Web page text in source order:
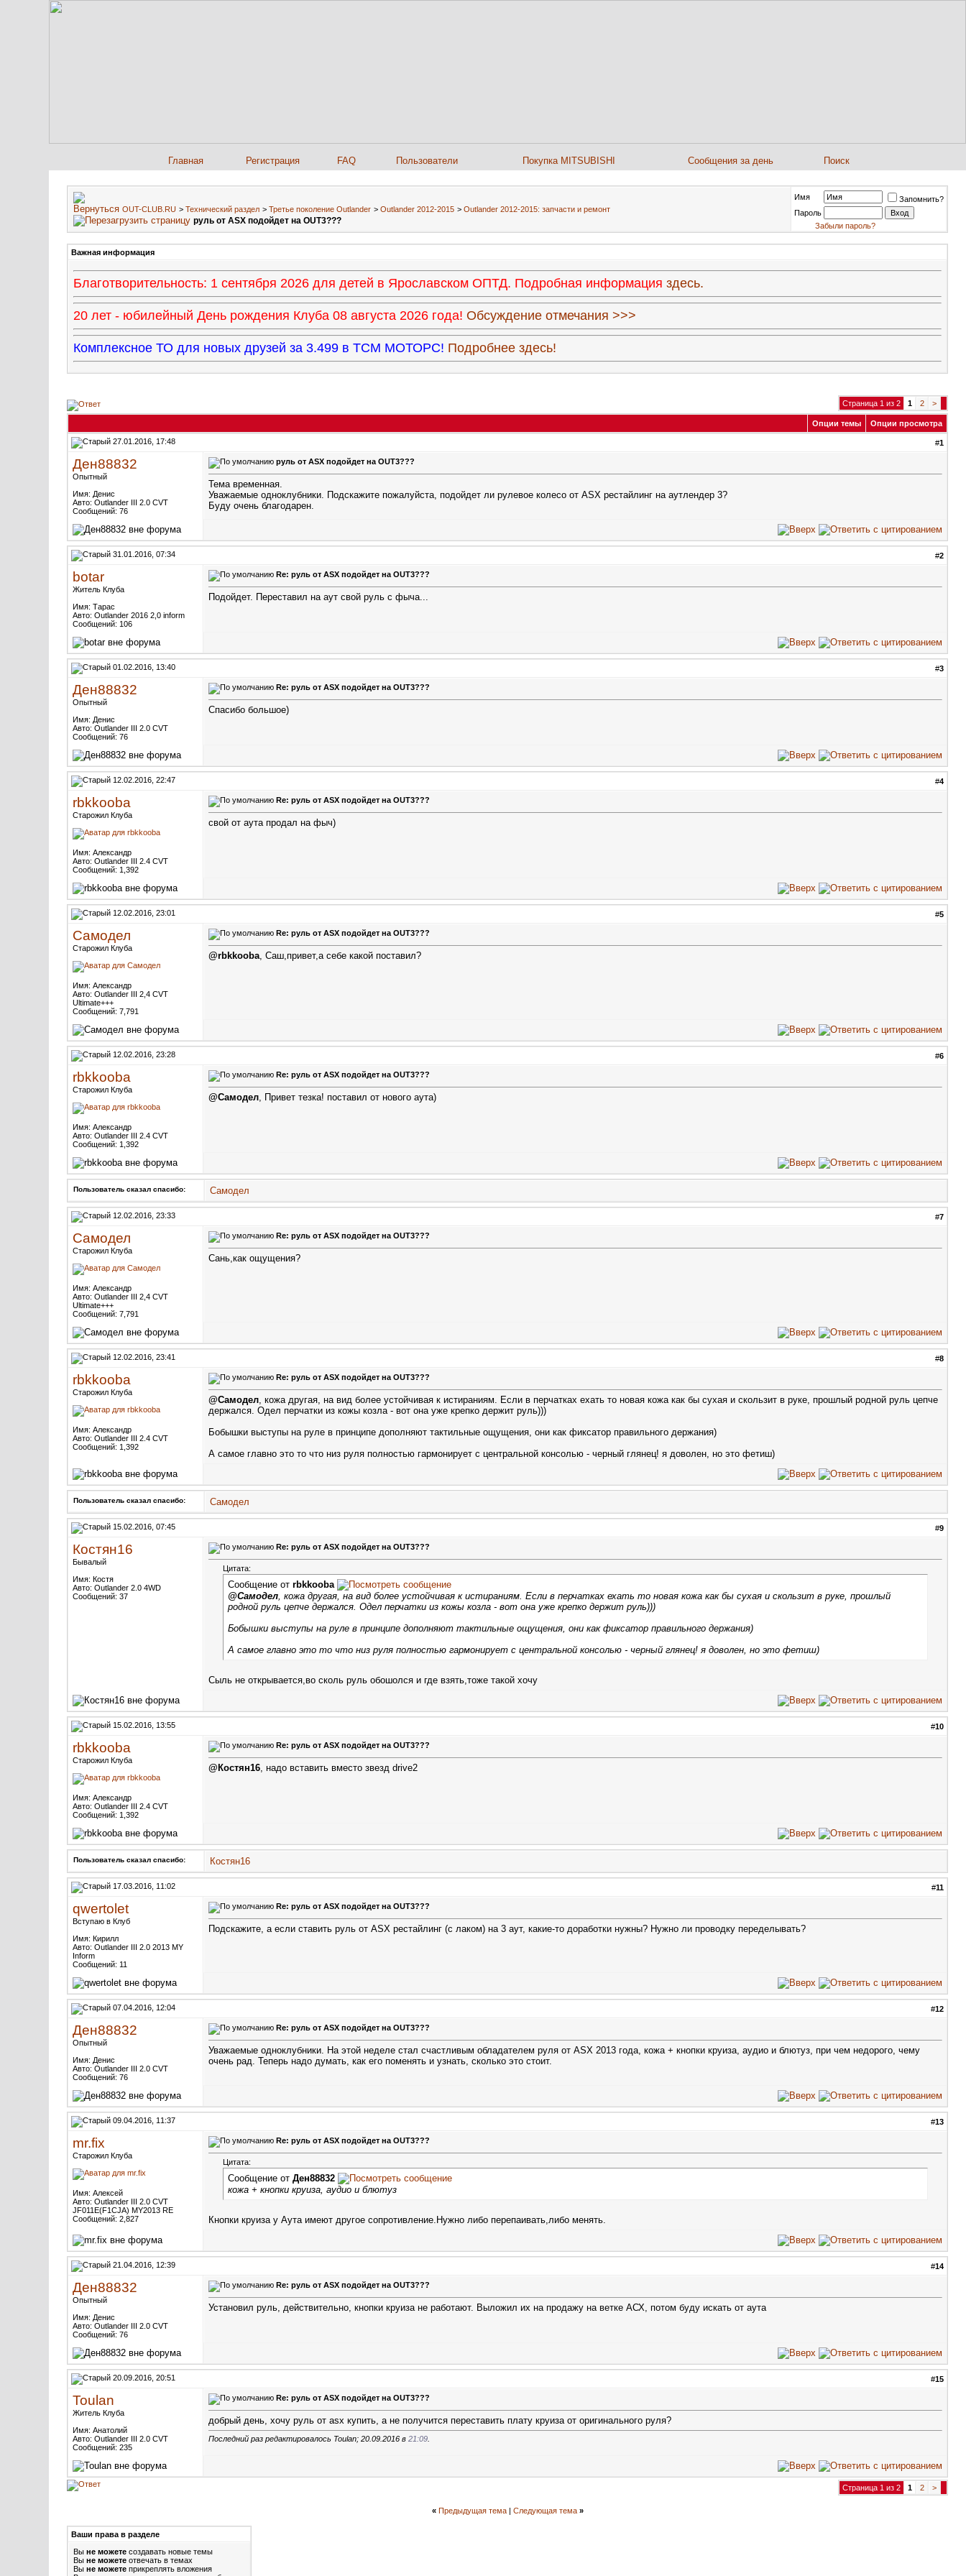
Главная Регистрация FAQ Пользователи Покупка MITSUBISHI Сообщения за день Поиск
OUT-CLUB.RU > Технический раздел > Третье поколение Outlander > Outlander 2012-2015 > Outlander 2012-2015: запчасти и ремонт
руль от ASX подойдет на OUT3???
Имя
Запомнить?
Пароль
Забыли пароль?
Важная информация
Благотворительность: 1 сентября 2026 для детей в Ярославском ОПТД. Подробная информация здесь.
20 лет - юбилейный День рождения Клуба 08 августа 2026 года! Обсуждение отмечания >>>
Комплексное ТО для новых друзей за 3.499 в ТСМ МОТОРС! Подробнее здесь!
Страница 1 из 2 1 2 >
Опции темы Опции просмотра
27.01.2016, 17:48 #1
Ден88832
Опытный
Имя: Денис
Авто: Outlander III 2.0 CVT
Сообщений: 76
руль от ASX подойдет на OUT3???
Тема временная.
Уважаемые одноклубники. Подскажите пожалуйста, подойдет ли рулевое колесо от ASX рестайлинг на аутлендер 3?
Буду очень благодарен.
31.01.2016, 07:34 #2
botar
Житель Клуба
Имя: Тарас
Авто: Outlander 2016 2,0 inform
Сообщений: 106
Re: руль от ASX подойдет на OUT3???
Подойдет. Переставил на аут свой руль с фыча...
01.02.2016, 13:40 #3
Ден88832
Опытный
Имя: Денис
Авто: Outlander III 2.0 CVT
Сообщений: 76
Re: руль от ASX подойдет на OUT3???
Спасибо большое)
12.02.2016, 22:47 #4
rbkkooba
Старожил Клуба
Имя: Александр
Авто: Outlander III 2.4 CVT
Сообщений: 1,392
Re: руль от ASX подойдет на OUT3???
свой от аута продал на фыч)
12.02.2016, 23:01 #5
Самодел
Старожил Клуба
Имя: Александр
Авто: Outlander III 2,4 CVT
Ultimate+++
Сообщений: 7,791
Re: руль от ASX подойдет на OUT3???
@rbkkooba, Саш,привет,а себе какой поставил?
12.02.2016, 23:28 #6
rbkkooba
Старожил Клуба
Имя: Александр
Авто: Outlander III 2.4 CVT
Сообщений: 1,392
Re: руль от ASX подойдет на OUT3???
@Самодел, Привет тезка! поставил от нового аута)
Пользователь сказал cпасибо: Самодел
12.02.2016, 23:33 #7
Самодел
Старожил Клуба
Имя: Александр
Авто: Outlander III 2,4 CVT
Ultimate+++
Сообщений: 7,791
Re: руль от ASX подойдет на OUT3???
Сань,как ощущения?
12.02.2016, 23:41 #8
rbkkooba
Старожил Клуба
Имя: Александр
Авто: Outlander III 2.4 CVT
Сообщений: 1,392
Re: руль от ASX подойдет на OUT3???
@Самодел, кожа другая, на вид более устойчивая к истираниям. Если в перчатках ехать то новая кожа как бы сухая и скользит в руке, прошлый родной руль цепче
держался. Одел перчатки из кожы козла - вот она уже крепко держит руль)))
Бобышки выступы на руле в принципе дополняют тактильные ощущения, они как фиксатор правильного держания)
А самое главно это то что низ руля полностью гармонирует с центральной консолью - черный глянец! я доволен, но это фетиш)
Пользователь сказал cпасибо: Самодел
15.02.2016, 07:45 #9
Костян16
Бывалый
Имя: Костя
Авто: Outlander 2.0 4WD
Сообщений: 37
Re: руль от ASX подойдет на OUT3???
Цитата:
Сообщение от rbkkooba
@Самодел, кожа другая, на вид более устойчивая к истираниям. Если в перчатках ехать то новая кожа как бы сухая и скользит в руке, прошлый
родной руль цепче держался. Одел перчатки из кожы козла - вот она уже крепко держит руль)))
Бобышки выступы на руле в принципе дополняют тактильные ощущения, они как фиксатор правильного держания)
А самое главно это то что низ руля полностью гармонирует с центральной консолью - черный глянец! я доволен, но это фетиш)
Сыль не открывается,во сколь руль обошолся и где взять,тоже такой хочу
15.02.2016, 13:55 #10
rbkkooba
Старожил Клуба
Имя: Александр
Авто: Outlander III 2.4 CVT
Сообщений: 1,392
Re: руль от ASX подойдет на OUT3???
@Костян16, надо вставить вместо звезд drive2
Пользователь сказал cпасибо: Костян16
17.03.2016, 11:02 #11
qwertolet
Вступаю в Клуб
Имя: Кирилл
Авто: Outlander III 2.0 2013 MY
Inform
Сообщений: 11
Re: руль от ASX подойдет на OUT3???
Подскажите, а если ставить руль от ASX рестайлинг (с лаком) на 3 аут, какие-то доработки нужны? Нужно ли проводку переделывать?
07.04.2016, 12:04 #12
Ден88832
Опытный
Имя: Денис
Авто: Outlander III 2.0 CVT
Сообщений: 76
Re: руль от ASX подойдет на OUT3???
Уважаемые одноклубники. На этой неделе стал счастливым обладателем руля от ASX 2013 года, кожа + кнопки круиза, аудио и блютуз, при чем недорого, чему
очень рад. Теперь надо думать, как его поменять и узнать, сколько это стоит.
09.04.2016, 11:37 #13
mr.fix
Старожил Клуба
Имя: Алексей
Авто: Outlander III 2.0 CVT
JF011E(F1CJA) MY2013 RE
Сообщений: 2,827
Re: руль от ASX подойдет на OUT3???
Цитата:
Сообщение от Ден88832
кожа + кнопки круиза, аудио и блютуз
Кнопки круиза у Аута имеют другое сопротивление.Нужно либо перепаивать,либо менять.
21.04.2016, 12:39 #14
Ден88832
Опытный
Имя: Денис
Авто: Outlander III 2.0 CVT
Сообщений: 76
Re: руль от ASX подойдет на OUT3???
Установил руль, действительно, кнопки круиза не работают. Выложил их на продажу на ветке АСХ, потом буду искать от аута
20.09.2016, 20:51 #15
Toulan
Житель Клуба
Имя: Анатолий
Авто: Outlander III 2.0 CVT
Сообщений: 235
Re: руль от ASX подойдет на OUT3???
добрый день, хочу руль от asx купить, а не получится переставить плату круиза от оригинального руля?
Последний раз редактировалось Toulan; 20.09.2016 в 21:09
Страница 1 из 2 1 2 >
« Предыдущая тема| Следующая тема »
Ваши права в разделе
Вы не можете создавать новые темы
Вы не можете отвечать в темах
Вы не можете прикреплять вложения